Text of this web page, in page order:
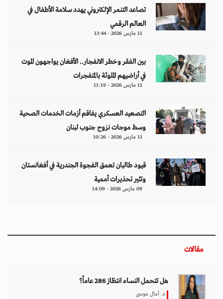
تصاعد التنمر الإلكتروني يهدد سلامة الأطفال في
العالم الرقمي
11 مارس 2026 - 13:44
بين الفقر وخطر الانفجار.. الأفغان يواجهون الموت
في أراضيهم الملوثة بالمتفجرات
11 مارس 2026 - 11:19
التصعيد العسكري يفاقم أزمات الخدمات الصحية
وسط موجات نزوح جنوب لبنان
11 مارس 2026 - 10:26
قيود طالبان تعمق الفجوة الجندرية في أفغانستان
وتثير تحذيرات أممية
09 مارس 2026 - 14:09
مقالات
هل تتحمل النساء انتظارَ 286 عاماً؟
د. آمال موسى